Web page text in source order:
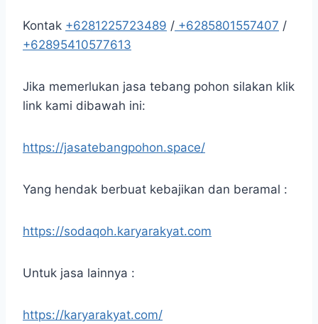
Kontak +6281225723489 / +6285801557407 /
+62895410577613
Jika memerlukan jasa tebang pohon silakan klik
link kami dibawah ini:
https://jasatebangpohon.space/
Yang hendak berbuat kebajikan dan beramal :
https://sodaqoh.karyarakyat.com
Untuk jasa lainnya :
https://karyarakyat.com/